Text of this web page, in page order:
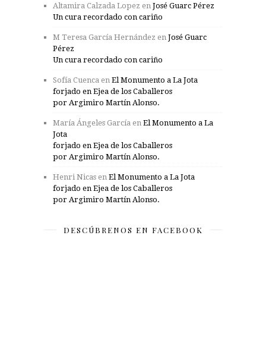
Altamira Calzada Lopez en José Guarc Pérez
Un cura recordado con cariño
M Teresa García Hernández en José Guarc
Pérez
Un cura recordado con cariño
Sofía Cuenca en El Monumento a La Jota
forjado en Ejea de los Caballeros
por Argimiro Martín Alonso.
María Ángeles García en El Monumento a La
Jota
forjado en Ejea de los Caballeros
por Argimiro Martín Alonso.
Henri Nicas en El Monumento a La Jota
forjado en Ejea de los Caballeros
por Argimiro Martín Alonso.
DESCÚBRENOS EN FACEBOOK